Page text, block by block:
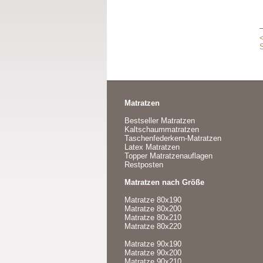
Matratzen
Bestseller Matratzen
Kaltschaummatratzen
Taschenfederkern-Matratzen
Latex Matratzen
Topper Matratzenauflagen
Restposten
Matratzen nach Größe
Matratze 80x190
Matratze 80x200
Matratze 80x210
Matratze 80x220
Matratze 90x190
Matratze 90x200